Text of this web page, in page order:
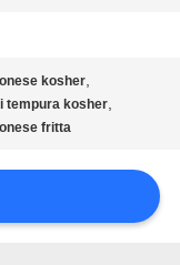
kosher,
tempura kosher,
fritta